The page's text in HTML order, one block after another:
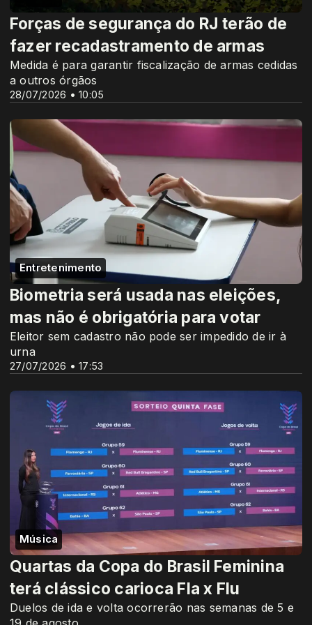
28/07/2026 • 10:05
Forças de segurança do RJ terão de
fazer recadastramento de armas
Medida é para garantir fiscalização de armas cedidas
a outros órgãos
Entretenimento
27/07/2026 • 17:53
Biometria será usada nas eleições,
mas não é obrigatória para votar
Eleitor sem cadastro não pode ser impedido de ir à
urna
Música
Quartas da Copa do Brasil Feminina
terá clássico carioca Fla x Flu
Duelos de ida e volta ocorrerão nas semanas de 5 e